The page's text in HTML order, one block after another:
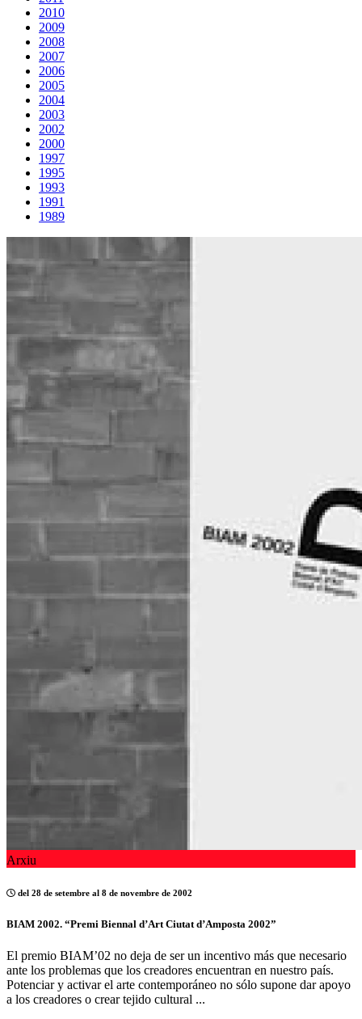
2010
2009
2008
2007
2006
2005
2004
2003
2002
2000
1997
1995
1993
1991
1989
Arxiu
del 28 de setembre al 8 de novembre de 2002
BIAM 2002. “Premi Biennal d’Art Ciutat d’Amposta 2002”
El premio BIAM’02 no deja de ser un incentivo más que necesario
ante los problemas que los creadores encuentran en nuestro país.
Potenciar y activar el arte contemporáneo no sólo supone dar apoyo
a los creadores o crear tejido cultural ...